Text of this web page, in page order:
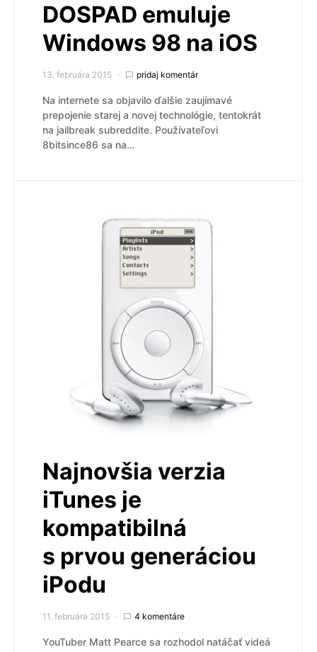
DOSPAD emuluje
Windows 98 na iOS
13. februára 2015 pridaj komentár
Na internete sa objavilo ďalšie zaujímavé
prepojenie starej a novej technológie, tentokrát
na jailbreak subreddite. Používateľovi
8bitsince86 sa na…
Najnovšia verzia
iTunes je
kompatibilná
s prvou generáciou
iPodu
11. februára 2015 4 komentáre
YouTuber Matt Pearce sa rozhodol natáčať videá